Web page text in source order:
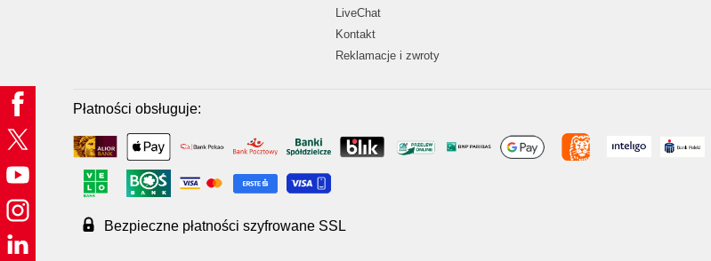
LiveChat
Kontakt
Reklamacje i zwroty
Płatności obsługuje:
Bezpieczne płatności szyfrowane SSL